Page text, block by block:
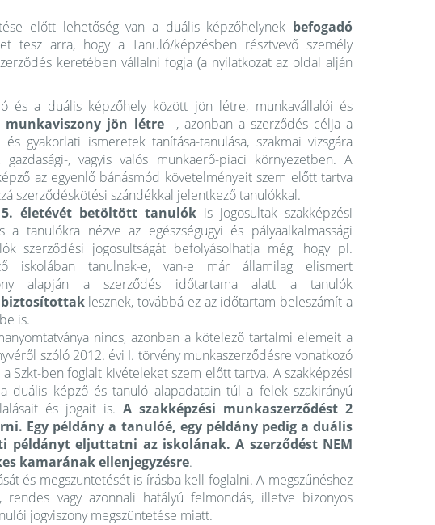
előtt lehetőség van a duális képzőhelynek befogadó
tesz arra, hogy a Tanuló/képzésben résztvevő személy
keretében vállalni fogja (a nyilatkozat az oldal alján
és a duális képzőhely között jön létre, munkavállalói és
munkaviszony jön létre–, azonban a szerződés célja a
gyakorlati ismeretek tanítása-tanulása, szakmai vizsgára
, vagyis valós munkaerő-piaci környezetben. A
az egyenlő bánásmód követelményeit szem előtt tartva
szerződéskötési szándékkal jelentkező tanulókkal.
életévét betöltött tanulók is jogosultak szakképzési
tanulókra nézve az egészségügyi és pályaalkalmassági
szerződési jogosultságát befolyásolhatja még, hogy pl.
iskolában tanulnak-e, van-e már államilag elismert
alapján a szerződés időtartama alatt a tanulók
biztosítottaklesznek, továbbá ez az időtartam beleszámít a
be is.
nincs, azonban a kötelező tartalmi elemeit a
szóló 2012. évi I. törvény munkaszerződésre vonatkozó
Szkt-ben foglalt kivételeket szem előtt tartva. A szakképzési
duális képző és tanuló alapadatain túl a felek szakirányú
és jogait is. A szakképzési munkaszerződést 2
Egy példány a tanulóé, egy példány pedig a duális
példányt eljuttatni az iskolának. A szerződést NEM
kamarának ellenjegyzésre.
és megszüntetését is írásba kell foglalni. A megszűnéshez
rendes vagy azonnali hatályú felmondás, illetve bizonyos
jogviszony megszüntetése miatt.